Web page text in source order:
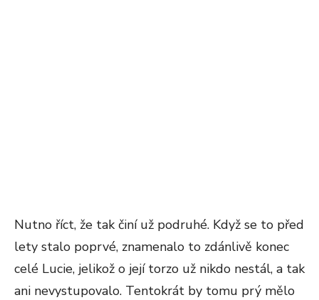
Nutno říct, že tak činí už podruhé. Když se to před
lety stalo poprvé, znamenalo to zdánlivě konec
celé Lucie, jelikož o její torzo už nikdo nestál, a tak
ani nevystupovalo. Tentokrát by tomu prý mělo